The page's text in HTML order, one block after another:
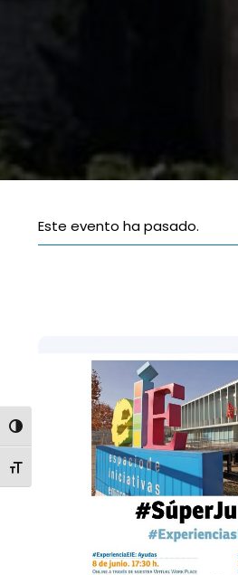
ALTERNAR ALTO CONTRASTE
ALTERNAR TAMAÑO DE LETRA
Este evento ha pasado.